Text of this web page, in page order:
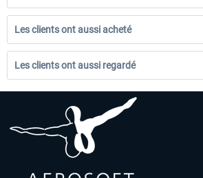
Les clients ont aussi acheté
Les clients ont aussi regardé